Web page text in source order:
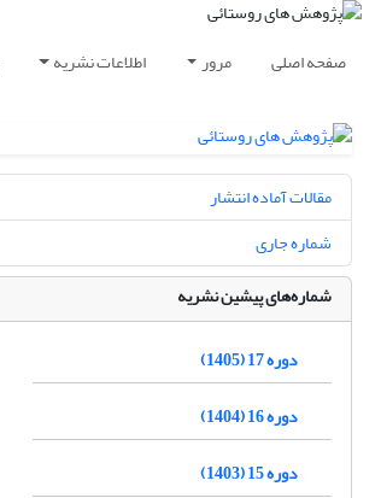
صفحه اصلی مرور اطلاعات نشریه
مقالات آماده انتشار
شماره جاری
شماره‌های پیشین نشریه
دوره 17 (1405)
دوره 16 (1404)
دوره 15 (1403)